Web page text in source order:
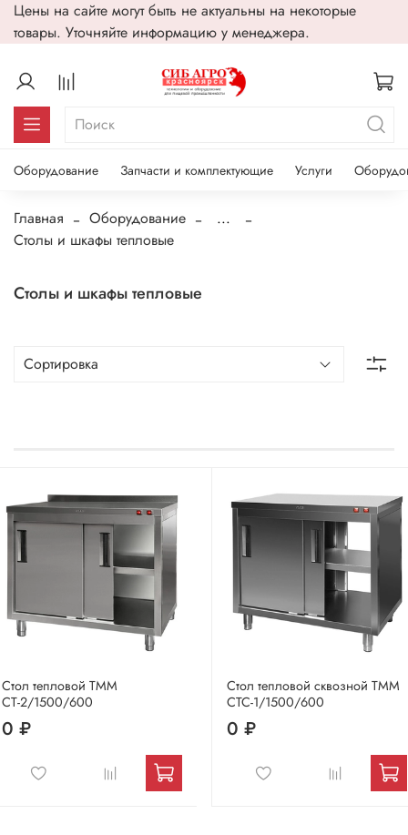
Цены на сайте могут быть не актуальны на некоторые
товары. Уточняйте информацию у менеджера.
Оборудование Запчасти и комплектующие Услуги
Главная Оборудование
...
Столы и шкафы тепловые
Столы и шкафы тепловые
Стол тепловой ТММ
СТ-2/1500/600
0 ₽
Стол тепловой сквозной ТММ
СТС-1/1500/600
0 ₽